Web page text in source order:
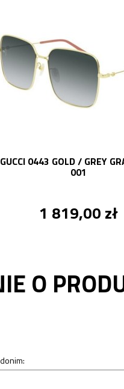
0443 GOLD / GREY
001
1 819,00 zł
O